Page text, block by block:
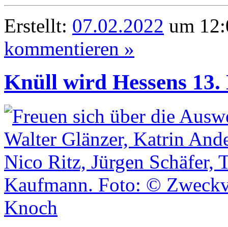
Erstellt: 07.02.2022 um
kommentieren »
Knüll wird Hessens